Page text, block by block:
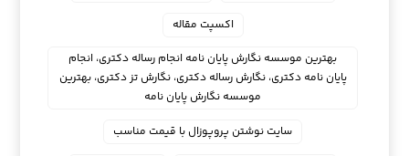
اکسپت مقاله
بهترین موسسه نگارش پایان نامه انجام رساله دکتری، انجام
پایان نامه دکتری، نگارش رساله دکتری، نگارش تز دکتری، بهترین
موسسه نگارش پایان نامه
سایت نوشتن پروپوزال با قیمت مناسب